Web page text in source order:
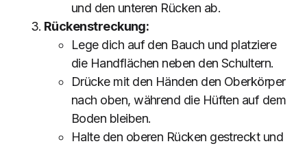
und den unteren Rücken ab.
Rückenstreckung:
Lege dich auf den Bauch und platziere
die Handflächen neben den Schultern.
Drücke mit den Händen den Oberkörper
nach oben, während die Hüften auf dem
Boden bleiben.
Halte den oberen Rücken gestreckt und